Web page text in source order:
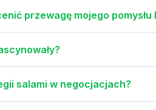
przewagę mojego pomysłu
salami w negocjacjach?